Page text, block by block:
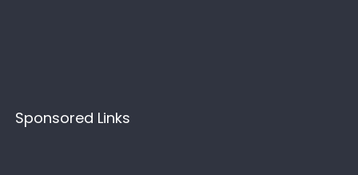
Sponsored Links